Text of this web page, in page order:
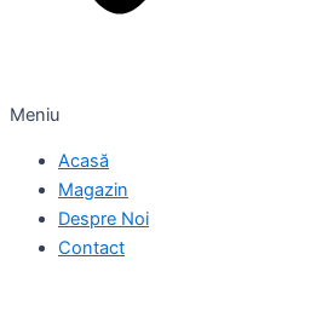
Meniu
Acasă
Magazin
Despre Noi
Contact